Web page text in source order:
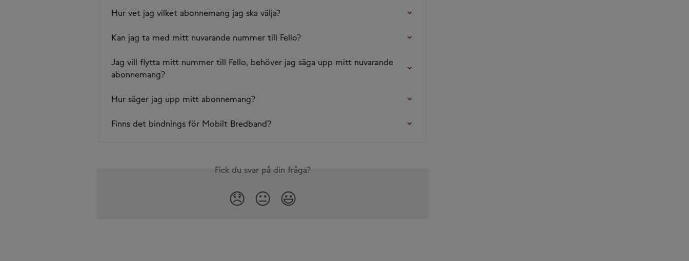
Hur vet jag vilket abonnemang jag ska välja?
Kan jag ta med mitt nuvarande nummer till Fello?
Jag vill flytta mitt nummer till Fello, behöver jag säga upp mitt nuvarande
abonnemang?
Hur säger jag upp mitt abonnemang?
​Finns det bindnings för Mobilt Bredband?
Fick du svar på din fråga?
😞 😐 😃